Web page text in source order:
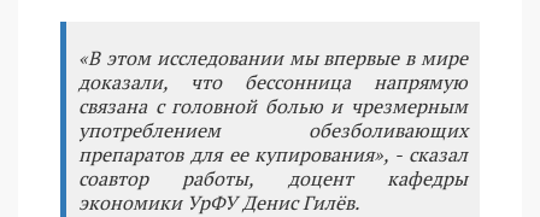
«В этом исследовании мы впервые в мире
доказали, что бессонница напрямую
связана с головной болью и чрезмерным
употреблением обезболивающих
препаратов для ее купирования», - сказал
соавтор работы, доцент кафедры
экономики УрФУ Денис Гилёв.